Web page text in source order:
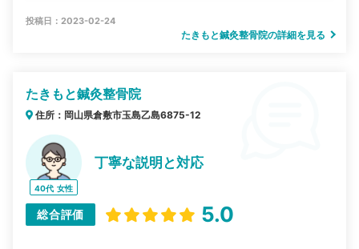
投稿日：2023-02-24
たきもと鍼灸整骨院の詳細を見る
たきもと鍼灸整骨院
住所：岡山県倉敷市玉島乙島6875-12
40代 女性
丁寧な説明と対応
総合評価 5.0